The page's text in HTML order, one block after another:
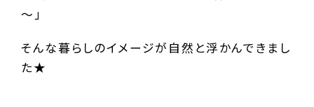
～」
そんな暮らしのイメージが自然と浮かんできまし
た★